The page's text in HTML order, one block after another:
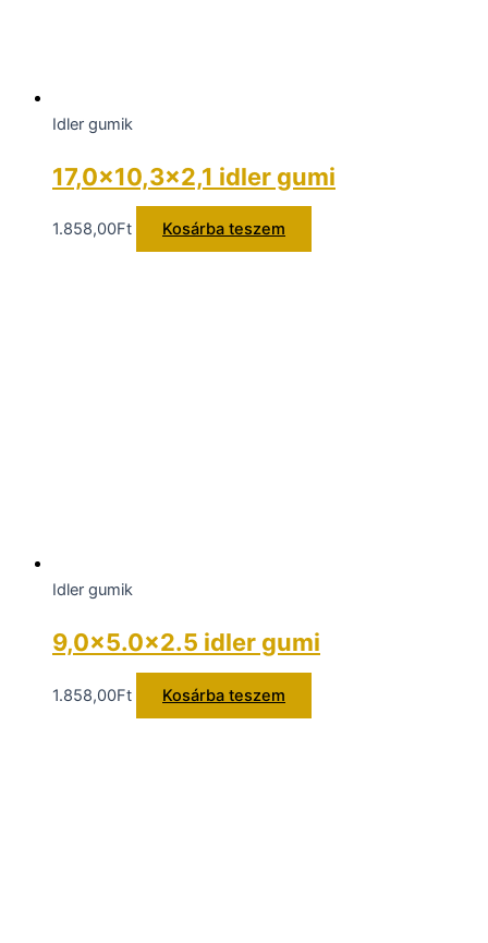
Idler gumik
17,0×10,3×2,1 idler gumi
1.858,00Ft Kosárba teszem
Idler gumik
9,0×5.0x2.5 idler gumi
1.858,00Ft Kosárba teszem